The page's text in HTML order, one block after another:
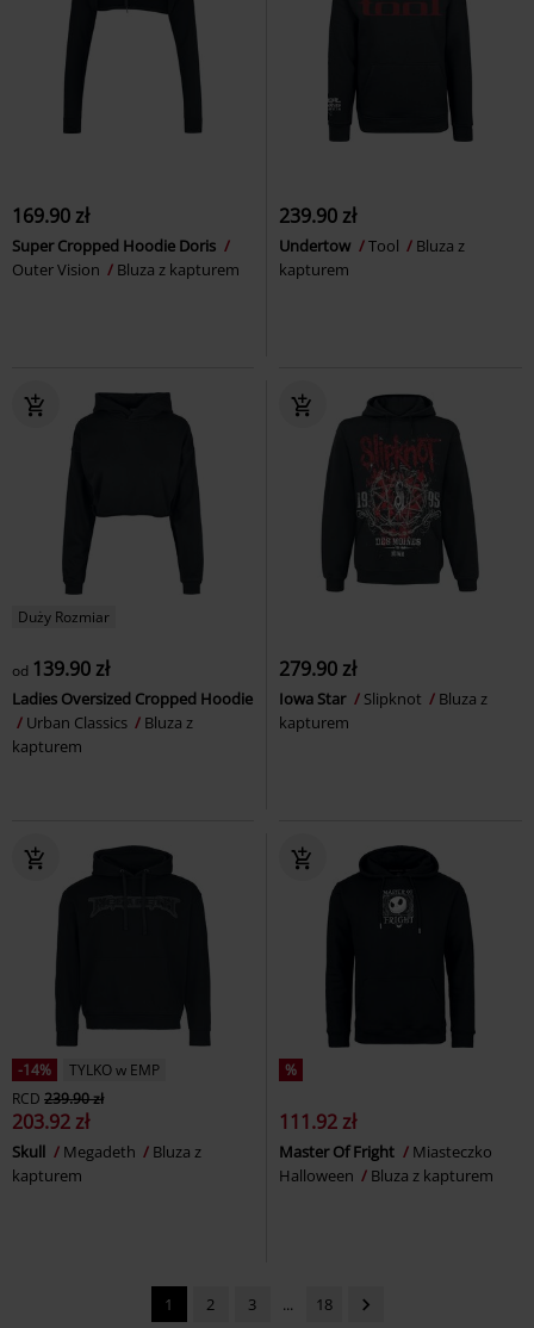
169.90 zł
Super Cropped Hoodie Doris
Outer Vision
Bluza z kapturem
239.90 zł
Undertow Tool
Bluza z
kapturem
Duży Rozmiar
od 139.90 zł
Ladies Oversized Cropped Hoodie
Urban Classics
Bluza z
kapturem
279.90 zł
Iowa Star Slipknot
Bluza z
kapturem
-14%
TYLKO w EMP
RCD 239.90 zł
203.92 zł
Skull Megadeth
Bluza z
kapturem
%
111.92 zł
Master Of Fright
Miasteczko
Halloween
Bluza z kapturem
1 2 3 ... 18